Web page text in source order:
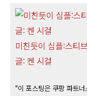
미친듯이 심플:스티
글: 켄 시걸
"이 포스팅은 쿠팡 파트